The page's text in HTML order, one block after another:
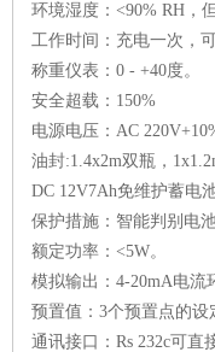
环境湿度：<90% RH，
工作时间：充电一次，
称重仪表：0 - +40度。
安全超载：150%
电源电压：AC
油封:1.4x2m双瓶，
DC 12V7Ah免维护蓄电
保护措施：智能判别电
额定功率：<5W。
模拟输出：4-20mA电流
预置值：3个预置点的设
通讯接口：Rs 232c可直